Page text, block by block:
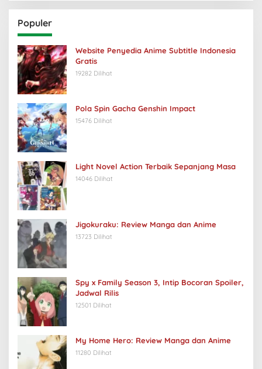
Populer
Website Penyedia Anime Subtitle Indonesia
Gratis
19282 Dilihat
Pola Spin Gacha Genshin Impact
15476 Dilihat
Light Novel Action Terbaik Sepanjang Masa
14046 Dilihat
Jigokuraku: Review Manga dan Anime
13723 Dilihat
Spy x Family Season 3, Intip Bocoran Spoiler,
Jadwal Rilis
12501 Dilihat
My Home Hero: Review Manga dan Anime
11280 Dilihat